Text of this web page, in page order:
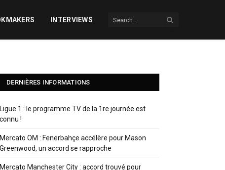
INTERVIEWS
DERNIÈRES INFORMATIONS
Ligue 1 : le programme TV de la 1re journée est
connu !
Mercato OM : Fenerbahçe accélère pour Mason
Greenwood, un accord se rapproche
Mercato Manchester City : accord trouvé pour